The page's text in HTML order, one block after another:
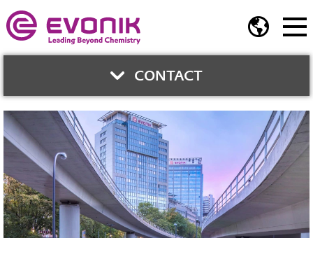
CONTACT
與我們聯繫
鍾智育博士
業務開發總監
業務開發部